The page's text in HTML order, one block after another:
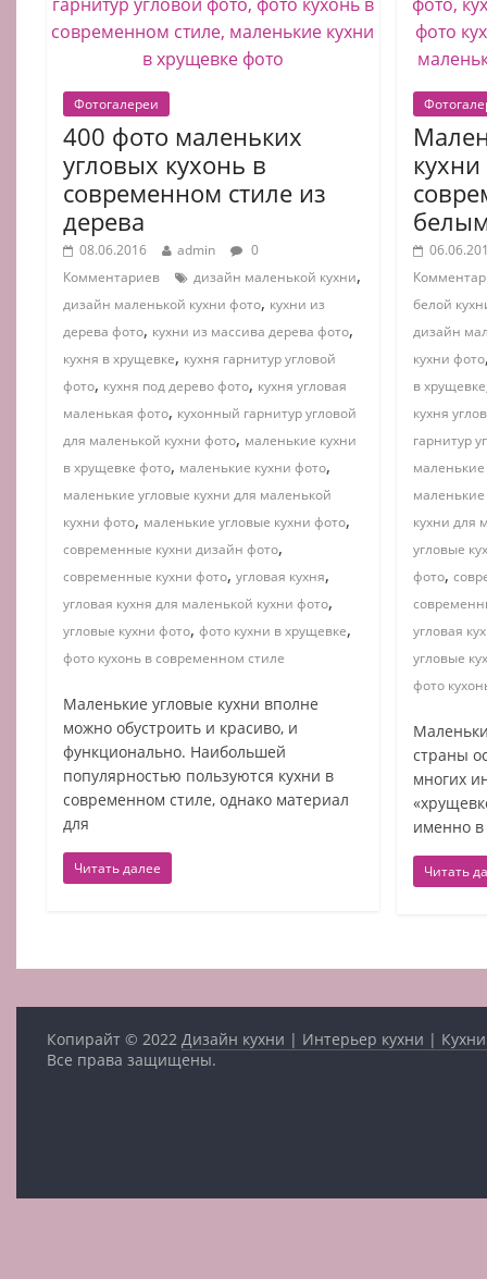
Фотогалереи
400 фото маленьких
угловых кухонь в
современном стиле из
дерева
08.06.2016 admin
0
Комментариев
дизайн маленькой кухни,
дизайн маленькой кухни фото, кухни из
дерева фото, кухни из массива дерева фото,
кухня в хрущевке, кухня гарнитур угловой
фото, кухня под дерево фото, кухня угловая
маленькая фото, кухонный гарнитур угловой
для маленькой кухни фото, маленькие кухни
в хрущевке фото, маленькие кухни фото,
маленькие угловые кухни для маленькой
кухни фото, маленькие угловые кухни фото,
современные кухни дизайн фото,
современные кухни фото,угловая кухня,
угловая кухня для маленькой кухни фото,
угловые кухни фото,фото кухни в хрущевке,
фото кухонь в современном стиле
Маленькие угловые кухни вполне
можно обустроить и красиво, и
функционально. Наибольшей
популярностью пользуются кухни в
современном стиле, однако материал
для
Читать далее
белой
дизайн
кухни фото
в хрущевке
кухня
гарнитур
кухни для
угловые
фото,
угловая
угловые
фото
страны
многих
именно в
Читать
Копирайт © 2022Дизайн кухни | Интерьер кухни |
Все права защищены.